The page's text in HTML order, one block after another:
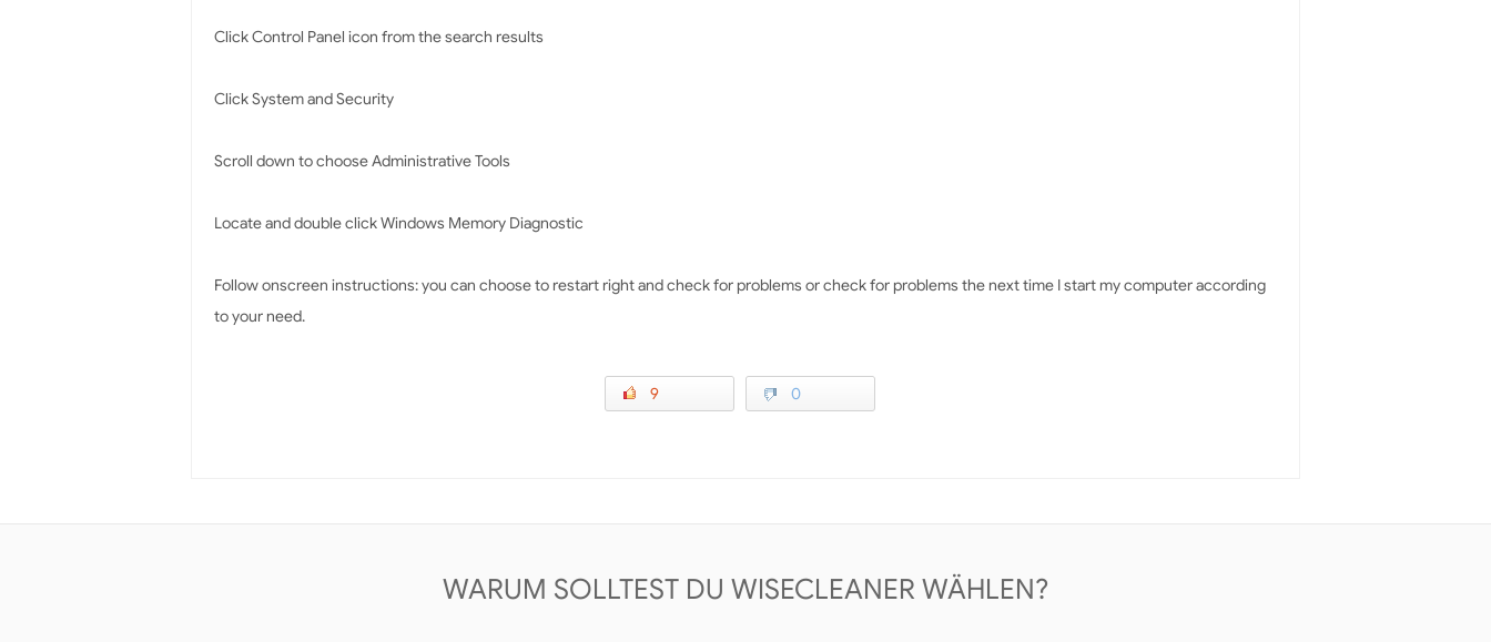
Click Control Panel icon from the search results
Click System and Security
Scroll down to choose Administrative Tools
Locate and double click Windows Memory Diagnostic
Follow onscreen instructions: you can choose to restart right and check for problems or check for problems the next time I start my computer according
to your need.
9 0
WARUM SOLLTEST DU WISECLEANER WÄHLEN?